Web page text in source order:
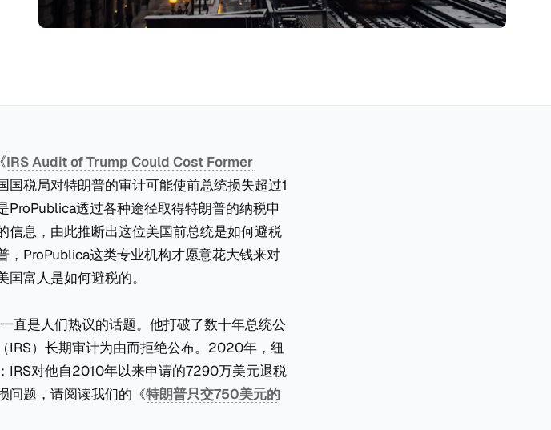
IRS Audit of Trump Could Cost Former
国税局对特朗普的审计可能使前总统损失超过1
透过各种途径取得特朗普的纳税申
信息，由此推断出这位美国前总统是如何避税
，ProPublica这类专业机构才愿意花大钱来对
富人是如何避税的。
直是人们热议的话题。他打破了数十年总统公
IRS）长期审计为由而拒绝公布。2020年，纽
IRS对他自2010年以来申请的7290万美元退税
问题，请阅读我们的《特朗普只交750美元的